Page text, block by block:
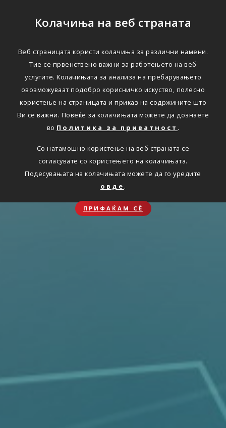
Колачиња на веб страната
Веб страницата користи колачиња за различни намени.
Тие се првенствено важни за работењето на веб
услугите. Колачињата за анализа на пребарувањето
овозможуваат подобро корисничко искуство, полесно
користење на страницата и приказ на содржините што
Ви се важни. Повеќе за колачињата можете да дознаете
во Политика за приватност .
Со натамошно користење на веб страната се
согласувате со користењето на колачињата.
Подесувањата на колачињата можете да го уредите
овде .
ПРИФАЌАМ СЀ